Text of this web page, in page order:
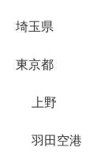
埼玉県
東京都
上野
羽田空港